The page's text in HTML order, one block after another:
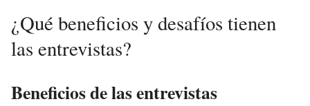
¿Qué beneficios y desafíos tienen
las entrevistas?
Beneficios de las entrevistas